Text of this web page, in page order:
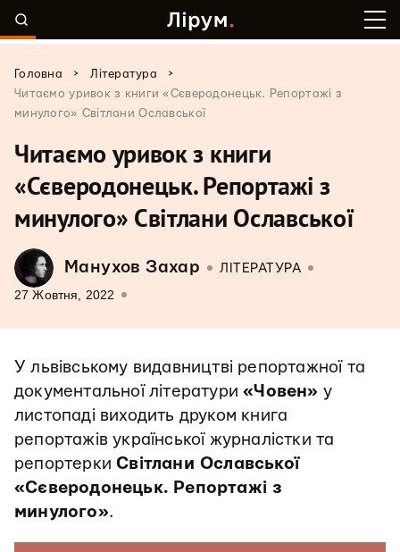
Головна > Література
>
Читаємо уривок з книги «Сєверодонецьк. Репортажі з
минулого» Світлани Ославської
Читаємо уривок з книги
«Сєверодонецьк. Репортажі з
минулого» Світлани Ославської
Манухов Захар ЛІТЕРАТУРА
27 Жовтня, 2022
У львівському видавництві репортажної та
документальної літератури«Човен» у
листопаді виходить друком книга
репортажів української журналістки та
репортеркиСвітлани Ославської
«Сєверодонецьк. Репортажі з
минулого».